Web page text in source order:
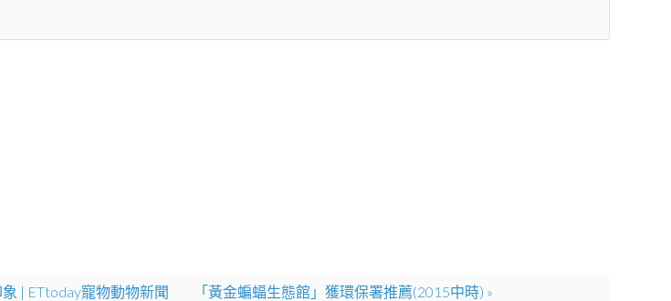
| ETtoday寵物動物新聞 「黃金蝙蝠生態館」獲環保署推薦(2015中時) »